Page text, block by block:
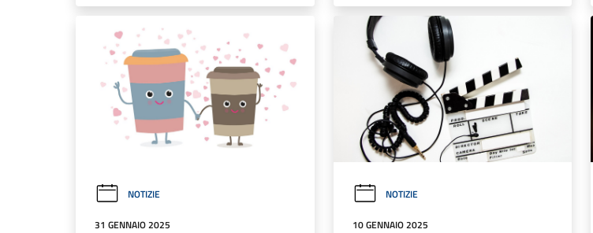
NOTIZIE
31 GENNAIO 2025
NOTIZIE
10 GENNAIO 2025